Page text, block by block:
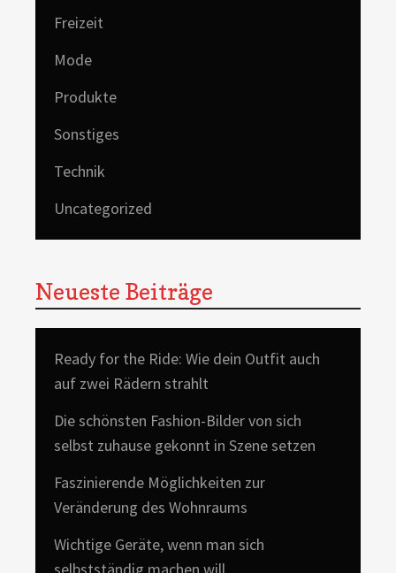
Freizeit
Mode
Produkte
Sonstiges
Technik
Uncategorized
Neueste Beiträge
Ready for the Ride: Wie dein Outfit auch
auf zwei Rädern strahlt
Die schönsten Fashion-Bilder von sich
selbst zuhause gekonnt in Szene setzen
Faszinierende Möglichkeiten zur
Veränderung des Wohnraums
Wichtige Geräte, wenn man sich